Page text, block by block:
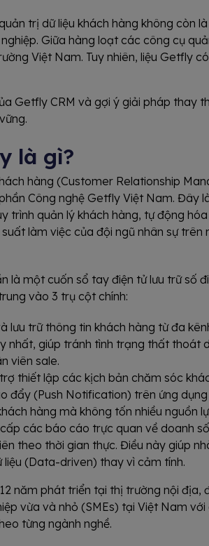
trị dữ liệu khách hàng không còn
Giữa hàng loạt các công cụ
Việt Nam. Tuy nhiên, liệu Getfly
Getfly CRM và gợi ý giải pháp thay
là gì?
hàng (Customer Relationship
Công nghệ Getfly Việt Nam. Đây
trình quản lý khách hàng, tự động
làm việc của đội ngũ nhân sự trên
là một cuốn sổ tay điện tử lưu trữ số
vào 3 trụ cột chính:
lưu trữ thông tin khách hàng từ đa
nhất, giúp tránh tình trạng thất thoát
viên sale.
thiết lập các kịch bản chăm sóc
đẩy (Push Notification) trên ứng
hàng mà không tốn nhiều nguồn
các báo cáo trực quan về doanh
theo thời gian thực. Điều này giúp
(Data-driven) thay vì cảm tính.
năm phát triển tại thị trường nội địa,
vừa và nhỏ (SMEs) tại Việt Nam với
từng ngành nghề.